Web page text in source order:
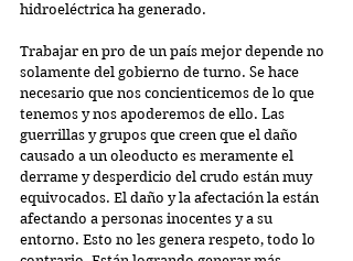
hidroeléctrica ha generado.
Trabajar en pro de un país mejor depende no
solamente del gobierno de turno. Se hace
necesario que nos concienticemos de lo que
tenemos y nos apoderemos de ello. Las
guerrillas y grupos que creen que el daño
causado a un oleoducto es meramente el
derrame y desperdicio del crudo están muy
equivocados. El daño y la afectación la están
afectando a personas inocentes y a su
entorno. Esto no les genera respeto, todo lo